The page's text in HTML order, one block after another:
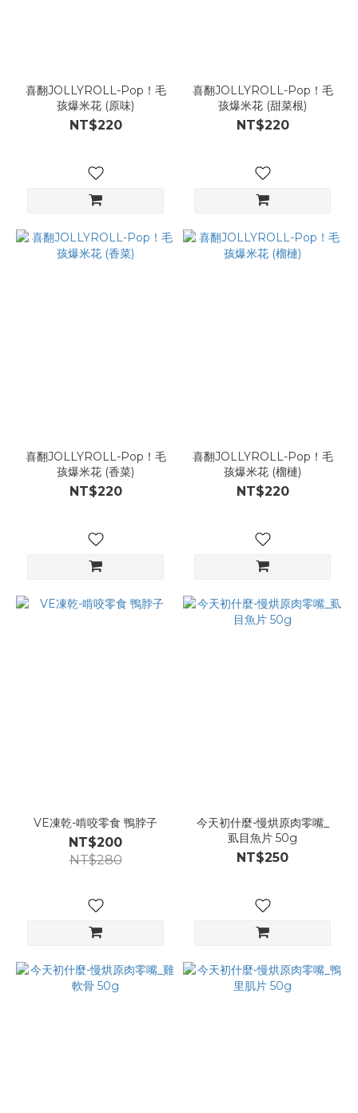
喜翻JOLLYROLL-Pop！毛
孩爆米花 (原味)
NT$220
喜翻JOLLYROLL-Pop！毛
孩爆米花 (甜菜根)
NT$220
喜翻JOLLYROLL-Pop！毛
孩爆米花 (香菜)
NT$220
喜翻JOLLYROLL-Pop！毛
孩爆米花 (榴槤)
NT$220
VE凍乾-啃咬零食 鴨脖子
NT$200
NT$280
今天初什麼-慢烘原肉零嘴_
虱目魚片 50g
NT$250